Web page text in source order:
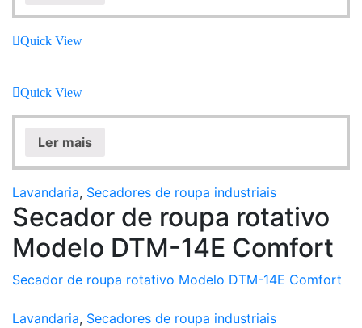
Quick View
Quick View
Ler mais
Lavandaria, Secadores de roupa industriais
Secador de roupa rotativo
Modelo DTM-14E Comfort
Secador de roupa rotativo Modelo DTM-14E Comfort
Lavandaria, Secadores de roupa industriais